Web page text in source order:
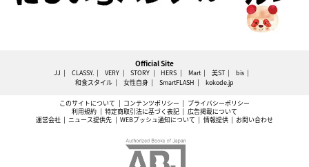
Official Site
JJ CLASSY. VERY STORY HERS Mart 美ST
bis
和食スタイル
女性自身 SmartFLASH kokode.jp
このサイトについて コンテンツポリシー
プライバシーポリシー
利用規約
特定商取引法に基づく表記
広告掲載について
運営会社
ニュース提供先 WEBプッシュ通知について 情報提供 お問い合わせ